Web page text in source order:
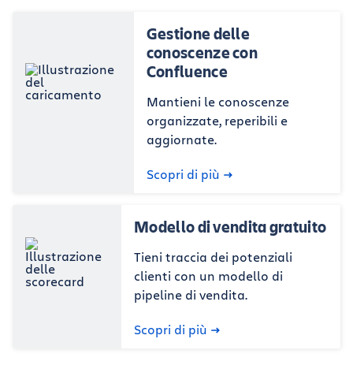
Gestione delle
conoscenze con
Confluence
Mantieni le conoscenze
organizzate, reperibili e
aggiornate.
Scopri di più
Modello di vendita gratuito
Tieni traccia dei potenziali
clienti con un modello di
pipeline di vendita.
Scopri di più